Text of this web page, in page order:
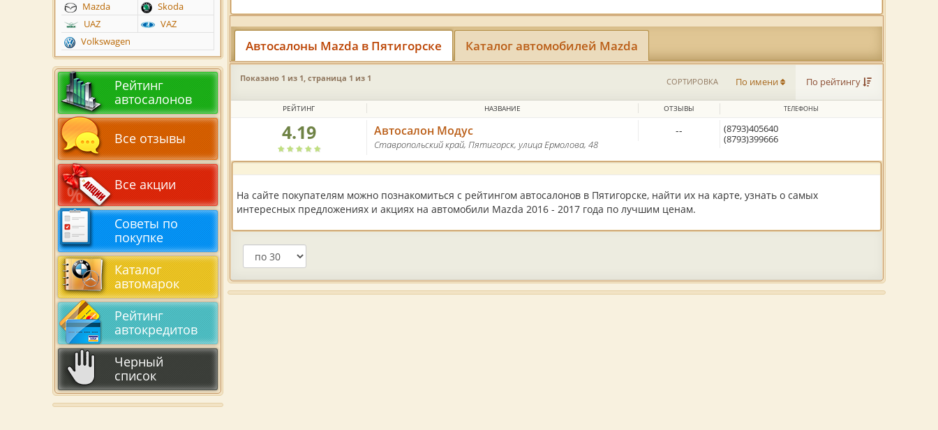
Автосалоны Mazda в Пятигорске Каталог автомобилей Mazda
Показано 1 из 1, страница 1 из 1 СОРТИРОВКА По имени По рейтингу
РЕЙТИНГ НАЗВАНИЕ ОТЗЫВЫ ТЕЛЕФОНЫ
автосалона4.19 Автосалон Модус
Ставропольский край, Пятигорск, улица Ермолова, 48
--
(8793)405640
(8793)399666
На сайте покупателям можно познакомиться с рейтингом автосалонов в Пятигорске, найти их на карте, узнать о самых
интересных предложениях и акциях на автомобили Mazda 2016 - 2017 года по лучшим ценам.
Mazda
Skoda
UAZ
VAZ
Volkswagen
Рейтинг
автосалонов
Все отзывы
Все акции
Советы по
покупке
Каталог
автомарок
Рейтинг
автокредитов
Черный
список